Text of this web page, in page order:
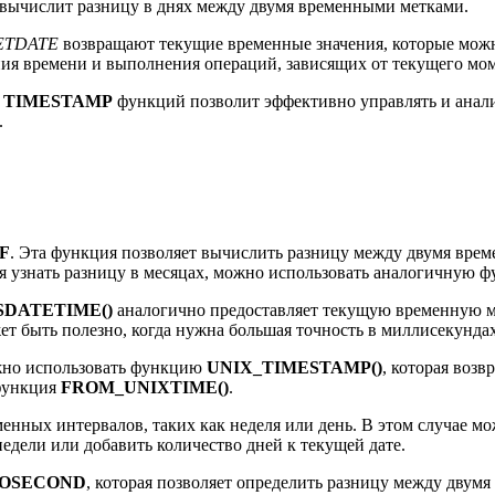
разницу в днях между двумя временными метками.
возвращают текущие временные значения, которые
времени и выполнения операций, зависящих от текущего
TIMESTAMP функций позволит эффективно управлять и
. Эта функция позволяет вычислить разницу между двумя
узнать разницу в месяцах, можно использовать аналогичную
аналогично предоставляет текущую временную
быть полезно, когда нужна большая точность в
использовать функцию UNIX_TIMESTAMP(), которая
FROM_UNIXTIME().
интервалов, таких как неделя или день. В этом случае
или добавить количество дней к текущей дате.
, которая позволяет определить разницу между